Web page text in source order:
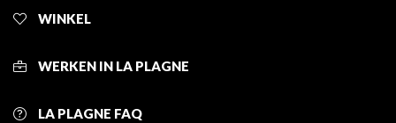
WINKEL
WERKEN IN LA PLAGNE
LA PLAGNE FAQ